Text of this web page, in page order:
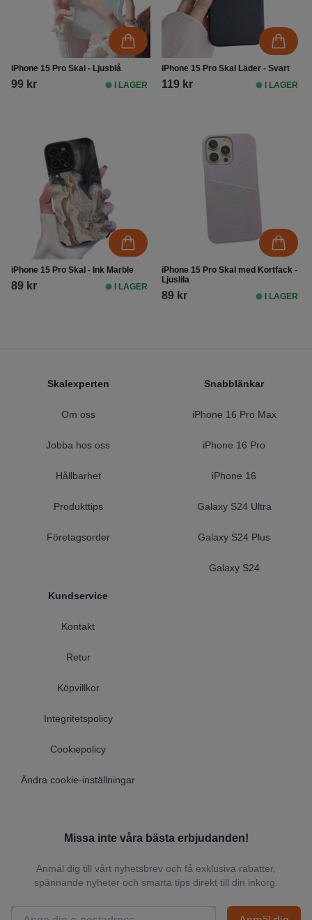
iPhone 15 Pro Skal - Ljusblå
99 kr I LAGER
iPhone 15 Pro Skal Läder - Svart
119 kr I LAGER
iPhone 15 Pro Skal - Ink Marble
89 kr I LAGER
iPhone 15 Pro Skal med Kortfack -
Ljuslila
89 kr I LAGER
Skalexperten
Om oss
Jobba hos oss
Hållbarhet
Produkttips
Företagsorder
Kundservice
Kontakt
Retur
Köpvillkor
Integritetspolicy
Cookiepolicy
Ändra cookie-inställningar
Snabblänkar
iPhone 16 Pro Max
iPhone 16 Pro
iPhone 16
Galaxy S24 Ultra
Galaxy S24 Plus
Galaxy S24
Missa inte våra bästa erbjudanden!
Anmäl dig till vårt nyhetsbrev och få exklusiva rabatter,
spännande nyheter och smarta tips direkt till din inkorg.